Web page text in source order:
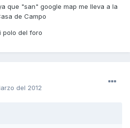
que "san" google map me lleva a la
de Campo
polo del foro
del 2012